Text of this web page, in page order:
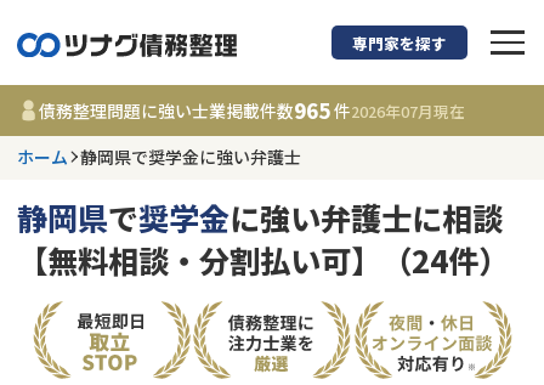
債務整理に強い弁
事務所 965
件
更新日 : 2026年07月31日
相談内容で探す
専門家を探す
債務整理問題に強い士業掲載件数965件2026年07月現在
ホーム 静岡県で奨学金に強い弁護士
静岡県で奨学金に強い弁護士に相談
【無料相談・分割払い可】（24件）